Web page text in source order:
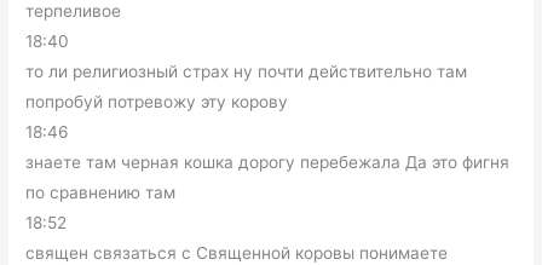
терпеливое
18:40
то ли религиозный страх ну почти действительно там
попробуй потревожу эту корову
18:46
знаете там черная кошка дорогу перебежала Да это фигня
по сравнению там
18:52
священ связаться с Священной коровы понимаете